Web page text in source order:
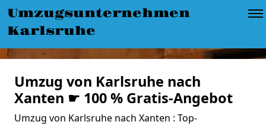
Umzugsunternehmen
Karlsruhe
Umzug von Karlsruhe nach
Xanten ☛ 100 % Gratis-Angebot
Umzug von Karlsruhe nach Xanten : Top-